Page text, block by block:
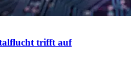
trifft auf